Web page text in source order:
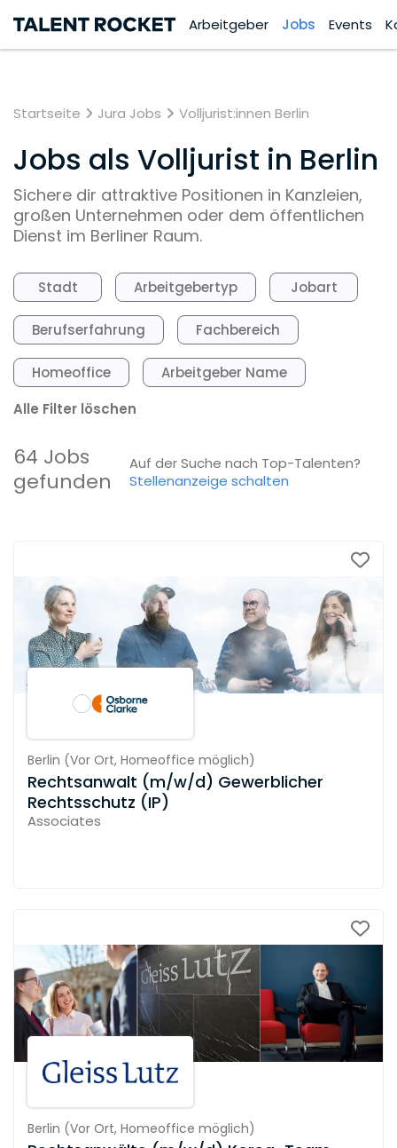
Arbeitgeber Jobs Events
Startseite Jura Jobs Volljurist:innen Berlin
Jobs als Volljurist in Berlin
Sichere dir attraktive Positionen in Kanzleien,
großen Unternehmen oder dem öffentlichen
Dienst im Berliner Raum.
Stadt Arbeitgebertyp Jobart
Berufserfahrung Fachbereich
Homeoffice
Arbeitgeber Name
Alle Filter löschen
64 Jobs
gefunden
Auf der Suche nach Top-Talenten?
Stellenanzeige schalten
Berlin (Vor Ort, Homeoffice möglich)
Rechtsanwalt (m/w/d) Gewerblicher
Rechtsschutz (IP)
Associates
Berlin (Vor Ort, Homeoffice möglich)